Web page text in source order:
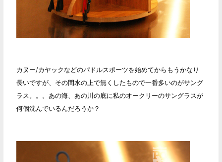
カヌー/カヤックなどのパドルスポーツを始めてからもうかなり
長いですが、その間水の上で無くしたもので一番多いのがサング
ラス。。。あの海、あの川の底に私のオークリーのサングラスが
何個沈んでいるんだろうか？